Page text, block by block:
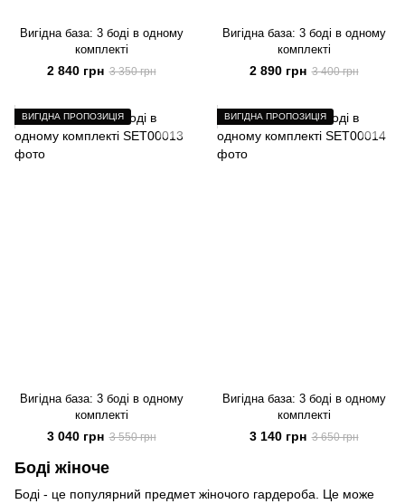
Вигідна база: 3 боді в одному
комплекті
2 840 грн 3 350 грн
Вигідна база: 3 боді в одному
комплекті
2 890 грн 3 400 грн
ВИГІДНА ПРОПОЗИЦІЯ
Вигідна база: 3 боді в одному
комплекті
3 040 грн 3 550 грн
ВИГІДНА ПРОПОЗИЦІЯ
Вигідна база: 3 боді в одному
комплекті
3 140 грн 3 650 грн
Боді жіноче
Боді - це популярний предмет жіночого гардероба. Це може